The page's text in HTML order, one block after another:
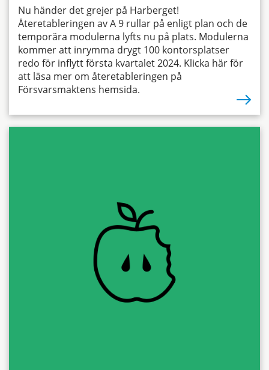
Nu händer det grejer på Harberget!
Återetableringen av A 9 rullar på enligt plan och de
temporära modulerna lyfts nu på plats. Modulerna
kommer att inrymma drygt 100 kontorsplatser
redo för inflytt första kvartalet 2024. Klicka här för
att läsa mer om återetableringen på
Försvarsmaktens hemsida.